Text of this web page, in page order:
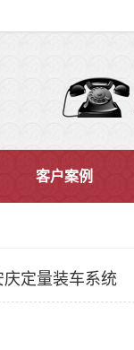
客户案例
定量装车系统